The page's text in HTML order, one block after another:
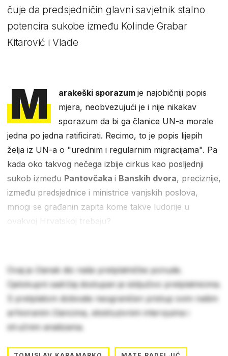
čuje da predsjedničin glavni savjetnik stalno
potencira sukobe između Kolinde Grabar
Kitarović i Vlade
M arakeški sporazumje najobičniji popis
mjera, neobvezujući je i nije nikakav
sporazum da bi ga članice UN-a morale
jedna po jedna ratificirati. Recimo, to je popis lijepih
želja iz UN-a o "urednim i regularnim migracijama". Pa
kada oko takvog nečega izbije cirkus kao posljednji
sukob između Pantovčaka i Banskih dvora, preciznije,
između predsjednice i ministrice vanjskih poslova,
mnogi se građanin zapita kome takve ludorije u
ovakvoj Hrvatskoj trebaju?
Ovaj je članak dio naše pretplatničke ponude.
Cjelokupni sadržaj dostupan je isključivo pretplatnicima.
S pretplatom dobivate neograničen pristup svim našim
arhiviranim člancima, ekskluzivnim intervjuima i
stručnim analizama.